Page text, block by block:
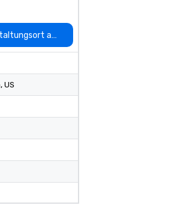
auswählen
, US